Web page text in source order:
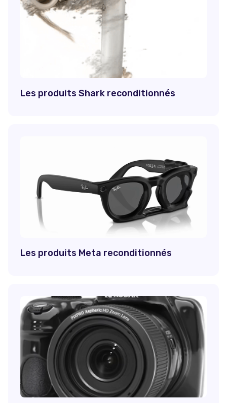
Les produits Shark reconditionnés
Les produits Meta reconditionnés